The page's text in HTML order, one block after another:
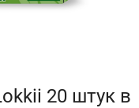
20 штук в